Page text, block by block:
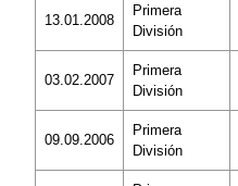
13.01.2008
Primera
División
03.02.2007
Primera
División
09.09.2006
Primera
División